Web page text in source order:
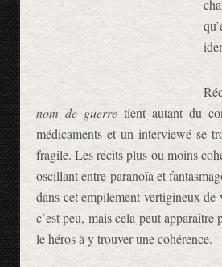
nom de guerretient autant du
médicaments et un interviewé se
fragile. Les récits plus ou moins
oscillant entre paranoïa et
dans cet empilement vertigineux
c’est peu, mais cela peut
le héros à y trouver une cohérence.